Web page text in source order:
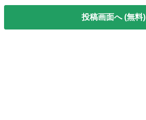
投稿画面へ (無料)